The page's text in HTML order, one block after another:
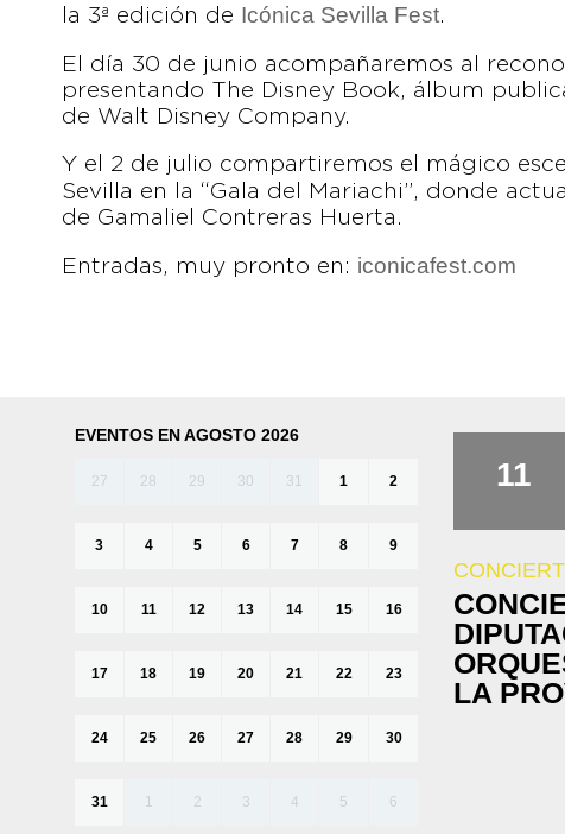
la 3ª edición de Icónica Sevilla Fest.
El día 30 de junio acompañaremos al
presentando The Disney Book, álbum
de Walt Disney Company.
Y el 2 de julio compartiremos el mágico
Sevilla en la “Gala del Mariachi”, donde
de Gamaliel Contreras Huerta.
Entradas, muy pronto en: iconicafest.com
EVENTOS EN AGOSTO 2026
27 28 29 30 31 1 2
3 4 5 6 7 8 9
10 11 12 13 14 15 16
17 18 19 20 21 22 23
24 25 26 27 28 29 30
31 1 2 3 4 5 6
11
LA